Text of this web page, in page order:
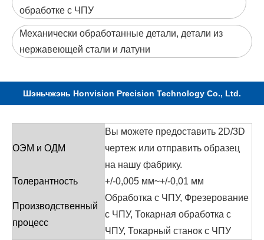
обработке с ЧПУ
Механически обработанные детали, детали из
нержавеющей стали и латуни
Шэньчжэнь Honvision Precision Technology Co., Ltd.
ОЭМ и ОДМ
Вы можете предоставить 2D/3D
чертеж или отправить образец
на нашу фабрику.
Толерантность
+/-0,005 мм~+/-0,01 мм
Производственный
процесс
Обработка с ЧПУ, Фрезерование
с ЧПУ, Токарная обработка с
ЧПУ, Токарный станок с ЧПУ